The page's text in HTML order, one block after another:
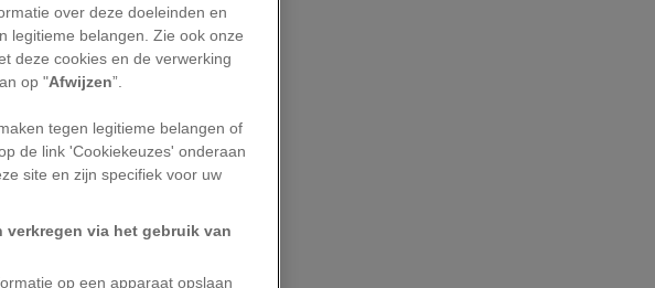
ze,
over deze doeleinden en
legitieme belangen. Zie ook onze
deze cookies en de verwerking
op "Afwijzen”.
tegen legitieme belangen of
de link 'Cookiekeuzes' onderaan
site en zijn specifiek voor uw
verkregen via het gebruik van
op een apparaat opslaan